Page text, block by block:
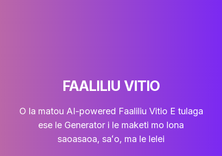
FAALILIU VITIO
O la matou AI-powered Faaliliu Vitio E tulaga
ese le Generator i le maketi mo lona
saoasaoa, saʻo, ma le lelei